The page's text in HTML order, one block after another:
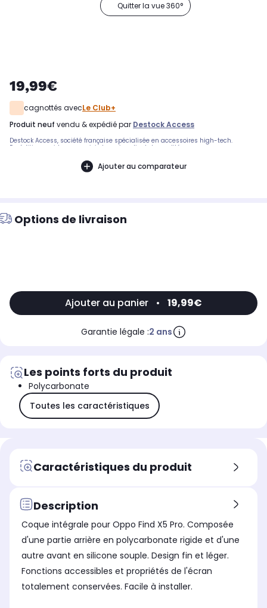
Quitter la vue 360°
19,99€
cagnottés avecLe Club+
produit neuf vendu & expédié par Destock Access
Destock Access, société française spécialisée en accessoires high-tech.
Expédition rapide avec suivi et service client de qualité.
Ajouter au comparateur
Options de livraison
Ajouter au panier • 19,99€
Garantie légale :2 ans
Les points forts du produit
Polycarbonate
Toutes les caractéristiques
Caractéristiques du produit
Description
Coque intégrale pour Oppo Find X5 Pro. Composée
d'une partie arrière en polycarbonate rigide et d'une
autre avant en silicone souple. Design fin et léger.
Fonctions accessibles et propriétés de l'écran
totalement conservées. Facile à installer.